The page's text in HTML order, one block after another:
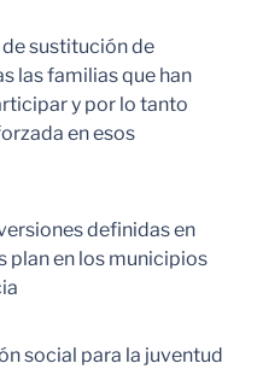
sustitución de
las familias que han
y por lo tanto
en esos
definidas en
plan en los municipios
social para la juventud